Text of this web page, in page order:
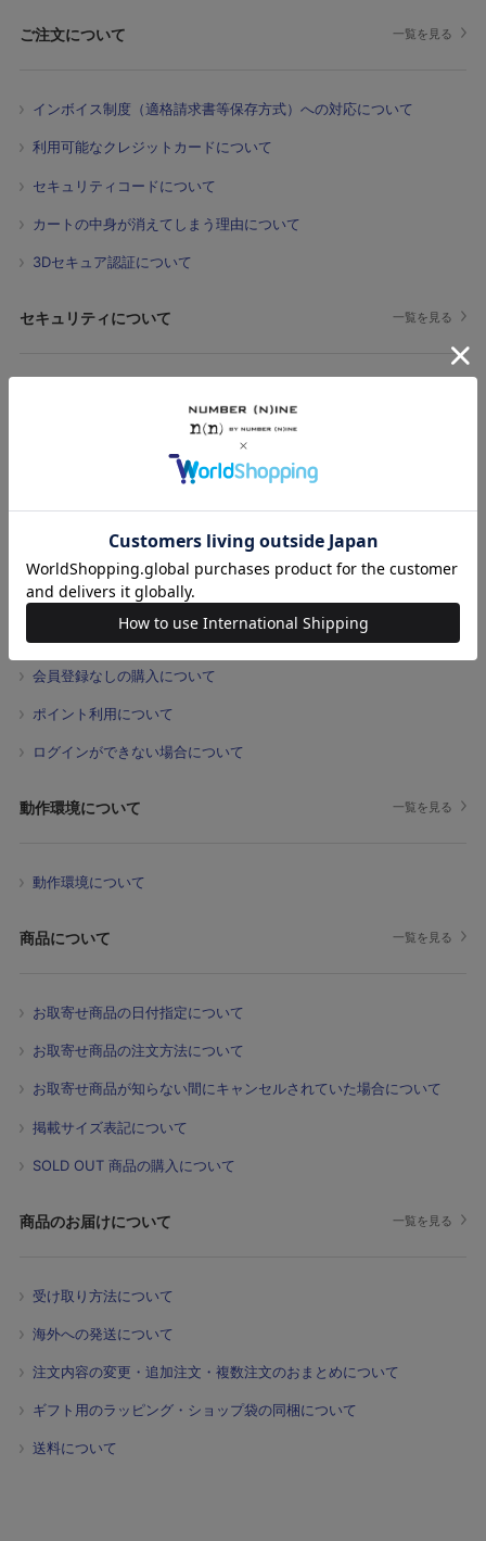
ご注文について 一覧を見る
インボイス制度（適格請求書等保存方式）への対応について
利用可能なクレジットカードについて
セキュリティコードについて
カートの中身が消えてしまう理由について
3Dセキュア認証について
セキュリティについて 一覧を見る
個人情報保護方針について
注文履歴が反映されていない場合について
会員登録なしの購入について
ポイント利用について
ログインができない場合について
動作環境について 一覧を見る
動作環境について
商品について 一覧を見る
お取寄せ商品の日付指定について
お取寄せ商品の注文方法について
お取寄せ商品が知らない間にキャンセルされていた場合について
掲載サイズ表記について
SOLD OUT 商品の購入について
商品のお届けについて 一覧を見る
受け取り方法について
海外への発送について
注文内容の変更・追加注文・複数注文のおまとめについて
ギフト用のラッピング・ショップ袋の同梱について
送料について